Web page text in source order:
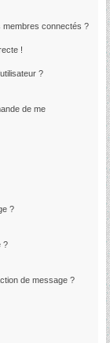
membres connectés ?
!
?
de me
?
?
de message ?